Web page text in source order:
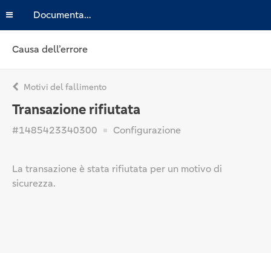
Documentazione
Causa dell’errore
Motivi del fallimento
Transazione rifiutata
#1485423340300 Configurazione
La transazione è stata rifiutata per un motivo di
sicurezza.